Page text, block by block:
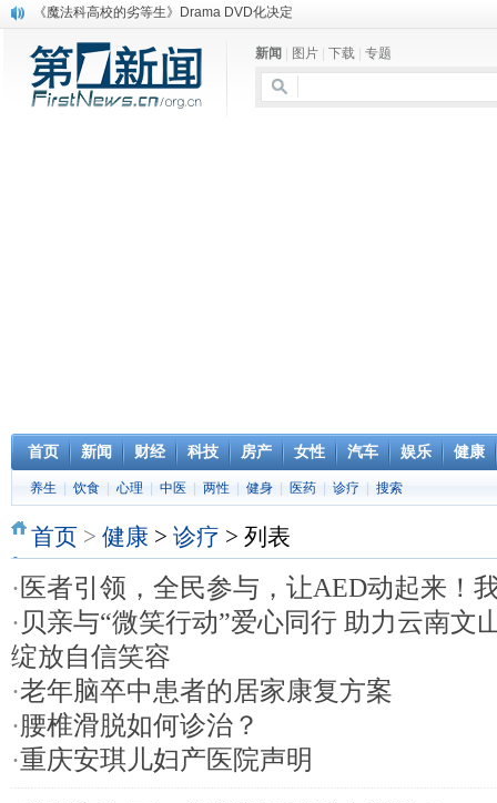
《魔法科高校的劣等生》Drama DVD化决定
消息称刘强东要求京东商城明年扭亏为盈
保健品也能吃出一身病? 康宝莱员工自揭多项家丑
煤价"跳水"电企利润"蹦高" 电煤联动亟待完善
新闻 图片 下载 专题
首页 新闻 财经 科技 房产 女性 汽车 娱乐 健康
养生 饮食 心理 中医 两性 健身 医药 诊疗 搜索
首页 > 健康 > 诊疗 > 列表
·医者引领，全民参与，让AED动起来！
· 贝亲与“微笑行动”爱心同行 助力云南文
绽放自信笑容
·老年脑卒中患者的居家康复方案
·腰椎滑脱如何诊治？
·重庆安琪儿妇产医院声明